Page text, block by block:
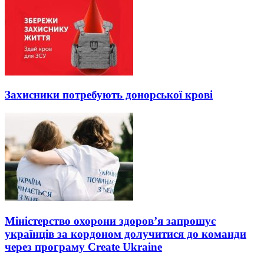
Захисники потребують донорської крові
Міністерство охорони здоров’я запрошує
українців за кордоном долучитися до команди
через програму Create Ukraine